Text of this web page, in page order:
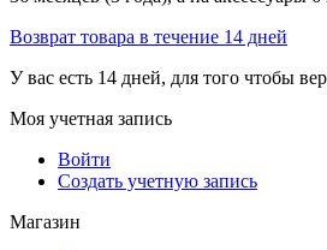
Возврат товара в течение 14 дней
У вас есть 14 дней, для того чтобы
Моя учетная запись
Войти
Создать учетную запись
Магазин